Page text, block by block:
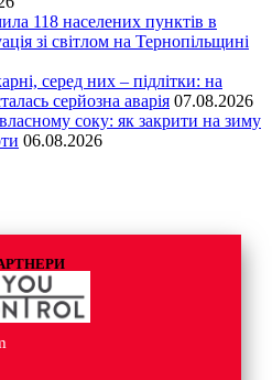
118 населених пунктів в
зі світлом на Тернопільщині
серед них – підлітки: на
серйозна аварія 07.08.2026
соку: як закрити на зиму
06.08.2026